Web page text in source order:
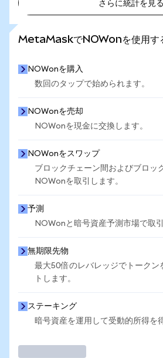
さらに統計を見る
MetaMaskでNOWonを使用す
NOWonを購入
数回のタップで始められます。
NOWonを売却
NOWonを現金に交換します。
NOWonをスワップ
ブロックチェーン間およびブロッ
NOWonを取引します。
予測
NOWonと暗号資産予測市場で取引
無期限先物
最大50倍のレバレッジでトークン
トします。
ステーキング
暗号資産を運用して受動的所得を